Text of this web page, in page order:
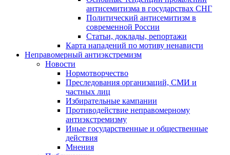
антисемитизма в государствах СНГ
Политический антисемитизм в
современной России
Статьи, доклады, репортажи
Карта нападений по мотиву ненависти
Неправомерный антиэкстремизм
Новости
Нормотворчество
Преследования организаций, СМИ и
частных лиц
Избирательные кампании
Противодействие неправомерному
антиэкстремизму
Иные государственные и общественные
действия
Мнения